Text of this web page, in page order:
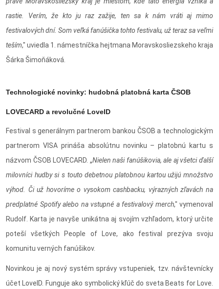
rastie. Verím, že kto ju raz zažije, ten sa k nám vráti aj mimo
festivalových dní. Som veľká fanúšička tohto festivalu, už teraz sa veľmi
teším," uviedla 1. námestníčka hejtmana Moravskosliezskeho kraja
Šárka Šimoňáková.
Technologické novinky: hudobná platobná karta ČSOB
LOVECARD a revolučné LoveID
Festival s generálnym partnerom bankou ČSOB a technologickým
partnerom VISA prináša absolútnu novinku – platobnú kartu s
názvom ČSOB LOVECARD. „Nielen naši fanúšikovia, ale aj všetci ďalší
milovníci hudby si s touto debetnou platobnou kartou užijú množstvo
výhod. Či už hovoríme o vysokom cashbacku, výrazných zľavách na
predplatné Spotify alebo na vstupné a festivalový merch," vymenoval
Rudolf. Karta je navyše unikátna aj svojím vzhľadom, ktorý určite
poteší všetkých People of Love, ako festival prezýva svoju
komunitu verných fanúšikov.
Novinkou je aj nový systém správy vstupeniek, tzv. návštevnícky
účet LoveID. Funguje ako symbolický kľúč do sveta Beats for Love.